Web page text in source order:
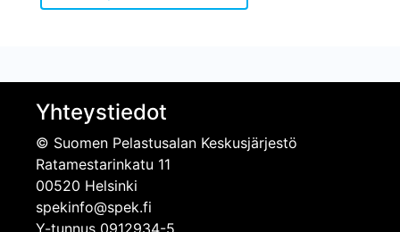
Yhteystiedot
© Suomen Pelastusalan Keskusjärjestö
Ratamestarinkatu 11
00520 Helsinki
spekinfo@spek.fi
Y-tunnus 0912934-5